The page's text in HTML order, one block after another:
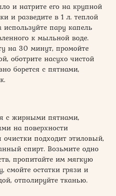
и натрите его на крупной
и разведите в 1 л. теплой
пару капель
к мыльной воде.
на 30 минут, промойте
оботрите насухо чистой
борется с пятнами,
с жирными пятнами,
на поверхности
подходит этиловый,
спирт. Возьмите одно
пропитайте им мягкую
смойте остатки грязи и
отполируйте тканью.